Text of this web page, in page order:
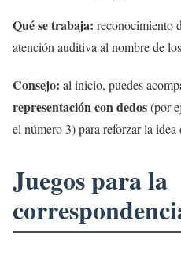
Qué se trabaja: reconocimiento
atención auditiva al nombre de
Consejo: al inicio, puedes
representación con dedos(por
el número 3) para reforzar la idea
Juegos para la